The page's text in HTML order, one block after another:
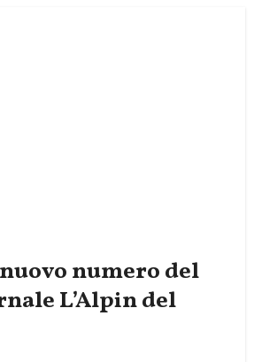
numero del
L’Alpin del